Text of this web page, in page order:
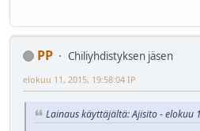
PP
Chiliyhdistyksen jäsen
elokuu 11, 2015, 19:58:04 IP
Lainaus käyttäjältä: Ajisito - elokuu